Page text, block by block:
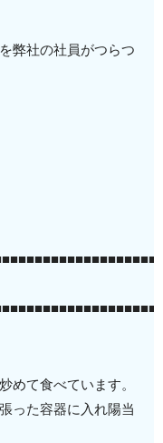
弊社の社員がつらつ
めて食べています。
った容器に入れ陽当